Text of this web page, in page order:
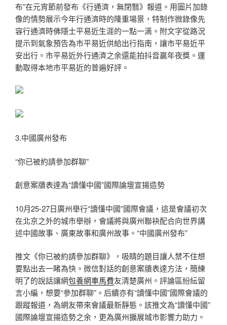
布”在元宵節前發布《行通濟，無閉翳》報道。用圖片加錄
像的情勢展示今年行通濟時的隆重場景，特制作微錄像先
容行通濟時佛隱士平易近生涯的一點一滴。附文字從路況
提示到氣象預告為市平易近供給出行指南，讓市平易近平
安出行。市平易近外行通濟之余還能拍抖音贏年夜獎。運
動取得本地市平易近的普遍好評。
3.中國廣州發布
“你已被約請參加群聊”
創意案牘表達為“讀懂中國”國際論壇宣揚造勢
10月25-27日廣州舉行“讀懂中國”國際會議，這是會議初次
在北京之外的城市舉辦，會議將與廣州聯袂配合向世界講
述中國故事、廣東故事和廣州故事。“中國廣州發布”
推文《你已被約請參加群聊》，吸睛的題目讓人禁不住想
要點出去一睹為快。微信對話的創意案牘表達方法，簡練
明了的說話讓網包養網車馬費友清楚廣州。評論區紛紜留
言小編，想要“參加群聊”。后續亦有“讀懂中國”國際會議的
跟蹤報道，為網友帶來會議最新靜態。該推文為“讀懂中國”
國際論壇宣揚造勢之余，更為廣州擴展城市影響力助力。